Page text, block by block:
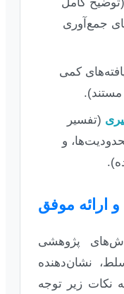
جمع‌آوری
کمی
(تفسیر
و
پژوهشی
نشان‌دهنده
زیر توجه